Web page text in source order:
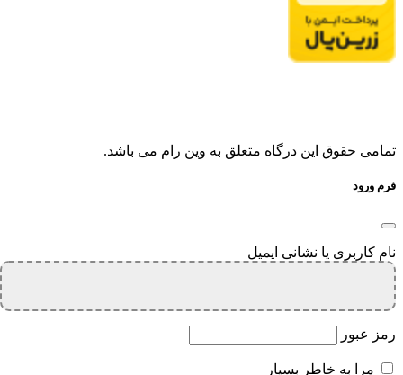
تمامی حقوق این درگاه متعلق به وین رام می باشد.
فرم ورود
نام کاربری یا نشانی ایمیل
رمز عبور
مرا به خاطر بسپار